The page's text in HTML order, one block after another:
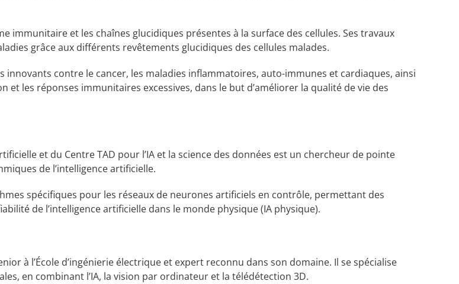
immunitaire et les chaînes glucidiques présentes à la surface des cellules. Ses travaux
grâce aux différents revêtements glucidiques des cellules malades.
contre le cancer, les maladies inflammatoires, auto-immunes et cardiaques, ainsi
les réponses immunitaires excessives, dans le but d’améliorer la qualité de vie des
et du Centre TAD pour l’IA et la science des données est un chercheur de pointe
de l’intelligence artificielle.
spécifiques pour les réseaux de neurones artificiels en contrôle, permettant des
de l’intelligence artificielle dans le monde physique (IA physique).
à l’École d’ingénierie électrique et expert reconnu dans son domaine. Il se spécialise
en combinant l’IA, la vision par ordinateur et la télédétection 3D.